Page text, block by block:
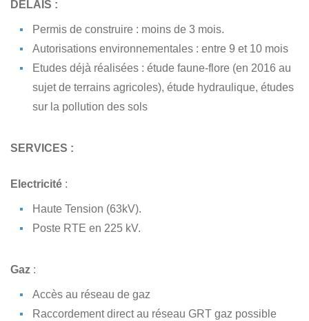
DELAIS :
Permis de construire : moins de 3 mois.
Autorisations environnementales : entre 9 et 10 mois
Etudes déjà réalisées : étude faune-flore (en 2016 au
sujet de terrains agricoles), étude hydraulique, études
sur la pollution des sols
SERVICES :
Electricité :
Haute Tension (63kV).
Poste RTE en 225 kV.
Gaz :
Accès au réseau de gaz
Raccordement direct au réseau GRT gaz possible